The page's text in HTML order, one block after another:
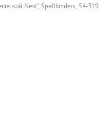
Nest", Spellbinders, S4-319